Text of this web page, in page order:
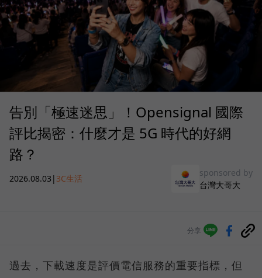
告別「極速迷思」！Opensignal 國際
評比揭密：什麼才是 5G 時代的好網
路？
2026.08.03 | 3C生活
sponsored by
台灣大哥大
分享
過去，下載速度是評價電信服務的重要指標，但